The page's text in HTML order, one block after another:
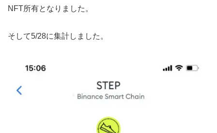
NFT所有となりました。
そして5/28に集計しました。